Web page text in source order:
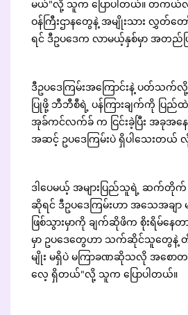
မယ်"လို့ သူက ပြောပါတယ်။ တကယ်
ဝန်ကြီးဌာနတွေနဲ့ အမျိုးသား လွှတ်
ရင် ဒီဥပဒေက လာမယ့်နှစ်မှာ အတည်ဖြ
ဒီဥပဒေကြမ်းအကြောင်းနဲ့ ပတ်သက်လို့
ပြုဖို့ ဘီဘီစီရဲ့ ပန်ကြားချက်ကို ပြည်ထဲ
အုခ်ကင်လက်ခ် က ငြင်းခဲ့ပြီး အခုအ
အဆင့် ဥပဒေကြမ်းပဲ ရှိပါသေးတယ် လို့
ဒါပေမယ့် အများပြည်သူရဲ့ ဆက်တိုက်
ဆိုရင် ဒီဥပဒေကြမ်းဟာ အသေအချ
ဖြစ်သွားမှာကို ချက်ဆိုဖိက စိုးရိမ်နေတာ
မှာ ဥပဒေတွေဟာ သက်ဆိုင်သူတွေနဲ့ တို
မျိုး မရှိပဲ မကြာခဏဆိုသလို အစောတ
လေ့ ရှိတယ်"လို့ သူက ပြောပါတယ်။